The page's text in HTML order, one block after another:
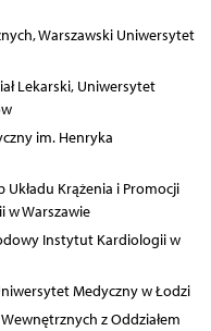
Warszawski Uniwersytet
Lekarski, Uniwersytet
im. Henryka
Krążenia i Promocji
Warszawie
Instytut Kardiologii w
Medyczny w Łodzi
z Oddziałem